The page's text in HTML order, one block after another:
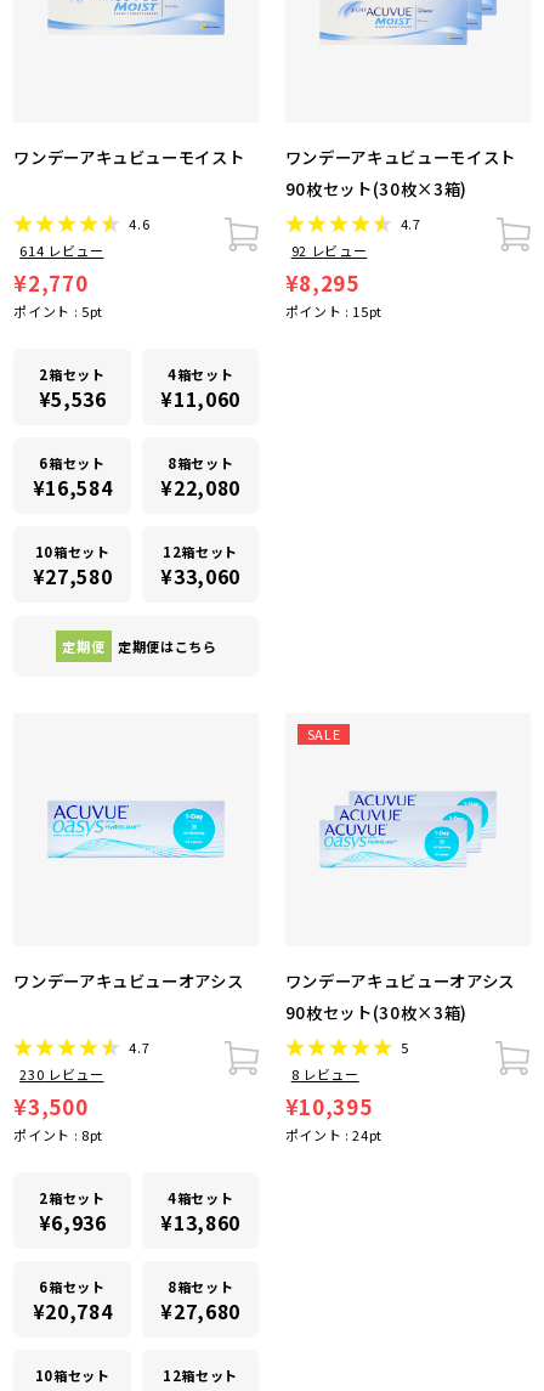
ワンデーアキュビューモイスト
4.6
614 レビュー
¥2,770
ポイント : 5pt
2箱セット
¥5,536
4箱セット
¥11,060
6箱セット
¥16,584
8箱セット
¥22,080
10箱セット
¥27,580
12箱セット
¥33,060
定期便 定期便はこちら
ワンデーアキュビューモイスト
90枚セット(30枚×3箱)
4.7
92 レビュー
¥8,295
ポイント : 15pt
ワンデーアキュビューオアシス
4.7
230 レビュー
¥3,500
ポイント : 8pt
2箱セット
¥6,936
4箱セット
¥13,860
6箱セット
¥20,784
8箱セット
¥27,680
10箱セット 12箱セット
SALE
ワンデーアキュビューオアシス
90枚セット(30枚×3箱)
5
8 レビュー
¥10,395
ポイント :24pt